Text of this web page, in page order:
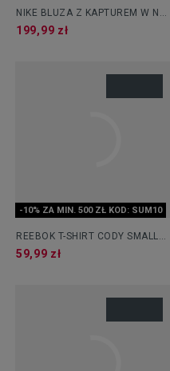
NIKE BLUZA Z KAPTUREM W NK
PHNX FLC LS
199,99 zł
-10% ZA MIN. 500 ZŁ KOD: SUM10
REEBOK T-SHIRT CODY SMALL
LOGO CREW NECK
59,99 zł